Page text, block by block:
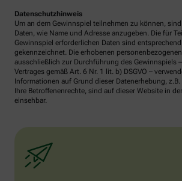
Datenschutzhinweis
Um an dem Gewinnspiel teilnehmen zu können,
Daten, wie Name und Adresse anzugeben. Die für
Gewinnspiel erforderlichen Daten sind
gekennzeichnet. Die erhobenen
ausschließlich zur Durchführung des Gewinnspiels
Vertrages gemäß Art. 6 Nr. 1 lit. b) DSGVO –
Informationen auf Grund dieser Datenerhebung,
Ihre Betroffenenrechte, sind auf dieser Website in
einsehbar.